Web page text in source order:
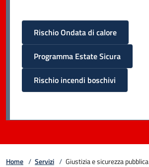
Rischio Ondata di calore
Programma Estate Sicura
Rischio incendi boschivi
Home / Servizi / Giustizia e sicurezza pubblica